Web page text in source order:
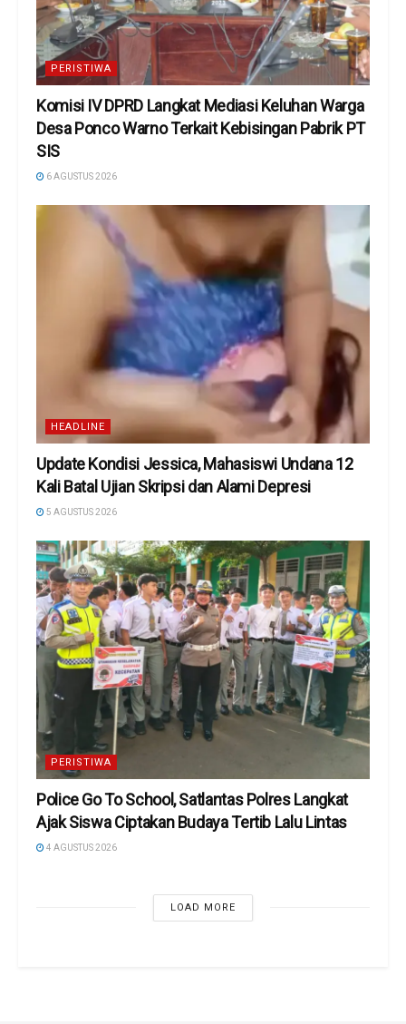
PERISTIWA
Komisi IV DPRD Langkat Mediasi Keluhan Warga
Desa Ponco Warno Terkait Kebisingan Pabrik PT
SIS
6 AGUSTUS 2026
HEADLINE
Update Kondisi Jessica, Mahasiswi Undana 12
Kali Batal Ujian Skripsi dan Alami Depresi
5 AGUSTUS 2026
PERISTIWA
Police Go To School, Satlantas Polres Langkat
Ajak Siswa Ciptakan Budaya Tertib Lalu Lintas
4 AGUSTUS 2026
LOAD MORE